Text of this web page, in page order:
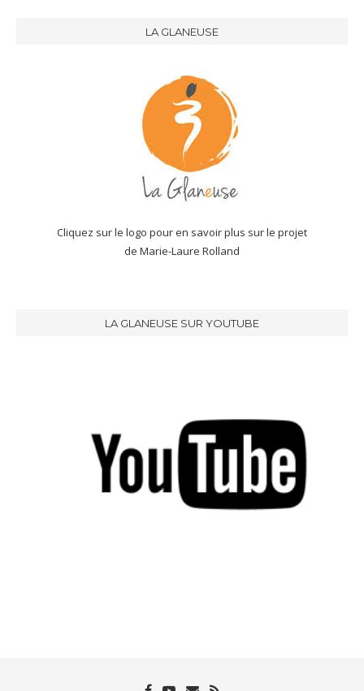
LA GLANEUSE
Cliquez sur le logo pour en savoir plus sur le projet
de Marie-Laure Rolland
LA GLANEUSE SUR YOUTUBE